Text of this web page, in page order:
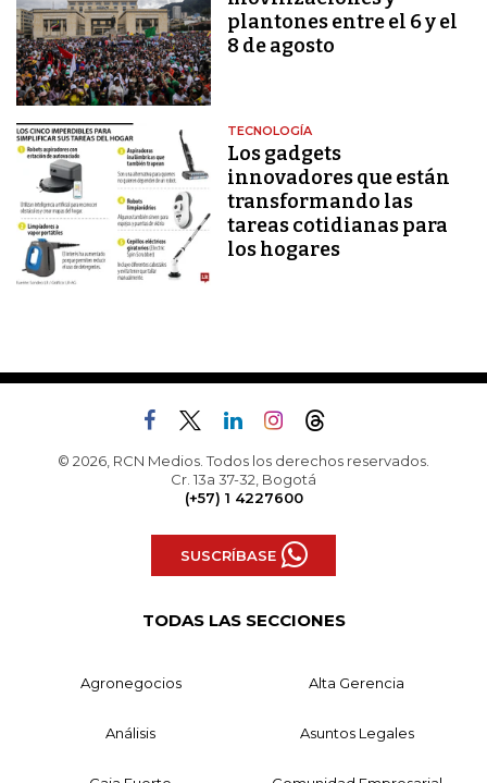
plantones entre el 6 y el
8 de agosto
TECNOLOGÍA
Los gadgets
innovadores que están
transformando las
tareas cotidianas para
los hogares
© 2026, RCN Medios. Todos los derechos reservados.
Cr. 13a 37-32, Bogotá
(+57) 1 4227600
SUSCRÍBASE
TODAS LAS SECCIONES
Agronegocios Alta Gerencia
Análisis Asuntos Legales